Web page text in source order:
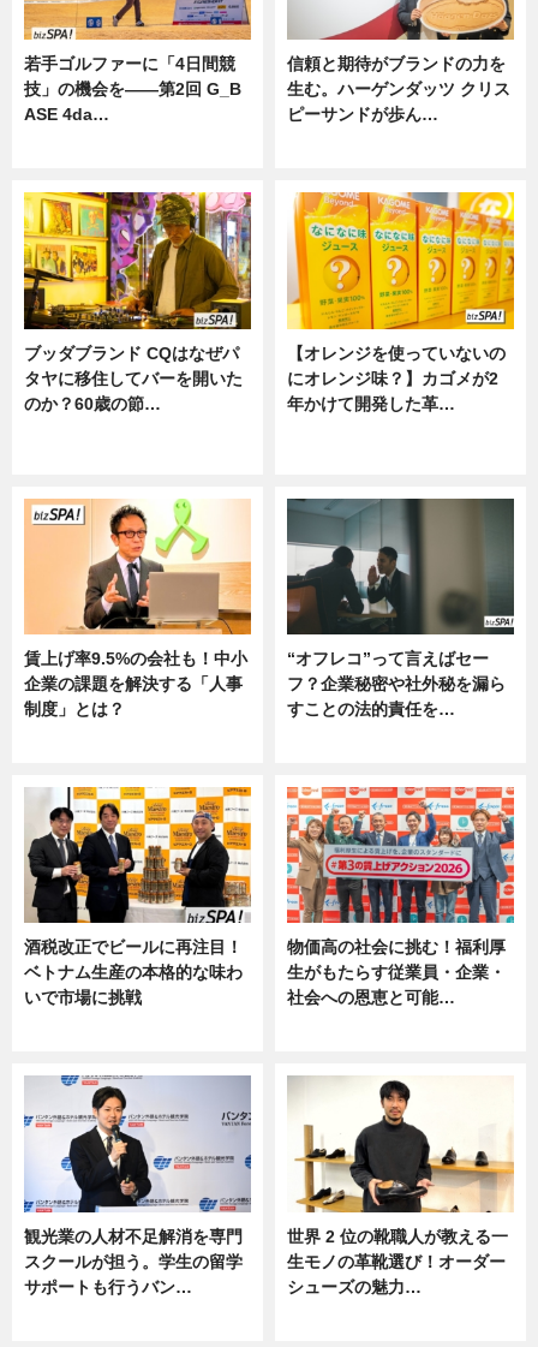
若手ゴルファーに「4日間競
技」の機会を——第2回 G_B
ASE 4da…
信頼と期待がブランドの力を
生む。ハーゲンダッツ クリス
ピーサンドが歩ん…
ブッダブランド CQはなぜパ
タヤに移住してバーを開いた
のか？60歳の節…
【オレンジを使っていないの
にオレンジ味？】カゴメが2
年かけて開発した革…
賃上げ率9.5%の会社も！中小
企業の課題を解決する「人事
制度」とは？
“オフレコ”って言えばセー
フ？企業秘密や社外秘を漏ら
すことの法的責任を…
酒税改正でビールに再注目！
ベトナム生産の本格的な味わ
いで市場に挑戦
物価高の社会に挑む！福利厚
生がもたらす従業員・企業・
社会への恩恵と可能…
観光業の人材不足解消を専門
スクールが担う。学生の留学
サポートも行うバン…
世界 2 位の靴職人が教える一
生モノの革靴選び！オーダー
シューズの魅力…